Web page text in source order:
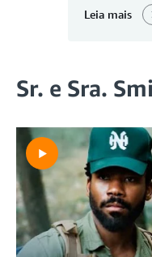
Leia mais
Sr. e Sra.